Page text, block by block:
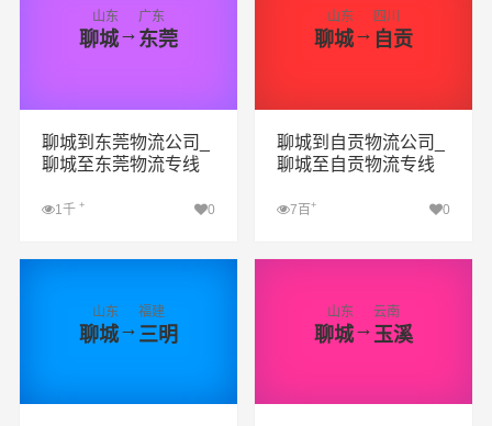
山东
聊城→
广东
东莞
聊城到东莞物流公司_
聊城至东莞物流专线
1千 + 0
查看详细
山东
聊城→
四川
自贡
聊城到自贡物流公司_
聊城至自贡物流专线
7百+ 0
查看详细
山东
聊城→
福建
三明
山东
聊城→
云南
玉溪